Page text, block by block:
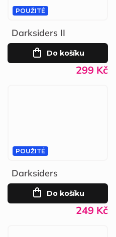
POUŽITÉ
Darksiders II
299 Kč
Do košíku
POUŽITÉ
Darksiders
249 Kč
Do košíku